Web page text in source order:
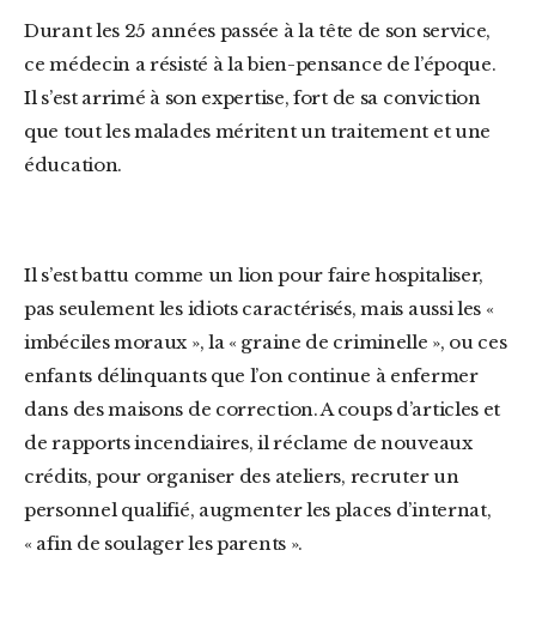
Durant les 25 années passée à la tête de son service,
ce médecin a résisté à la bien-pensance de l’époque.
Il s’est arrimé à son expertise, fort de sa conviction
que tout les malades méritent un traitement et une
éducation.
Il s’est battu comme un lion pour faire hospitaliser,
pas seulement les idiots caractérisés, mais aussi les «
imbéciles moraux », la « graine de criminelle », ou ces
enfants délinquants que l’on continue à enfermer
dans des maisons de correction. A coups d’articles et
de rapports incendiaires, il réclame de nouveaux
crédits, pour organiser des ateliers, recruter un
personnel qualifié, augmenter les places d’internat,
« afin de soulager les parents ».